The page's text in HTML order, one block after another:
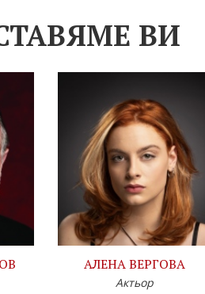
ВИ
АЛЕНА ВЕРГОВА
Актьор